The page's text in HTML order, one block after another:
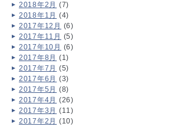
2018年2月 (7)
2018年1月 (4)
2017年12月 (6)
2017年11月 (5)
2017年10月 (6)
2017年8月 (1)
2017年7月 (5)
2017年6月 (3)
2017年5月 (8)
2017年4月 (26)
2017年3月 (11)
2017年2月 (10)